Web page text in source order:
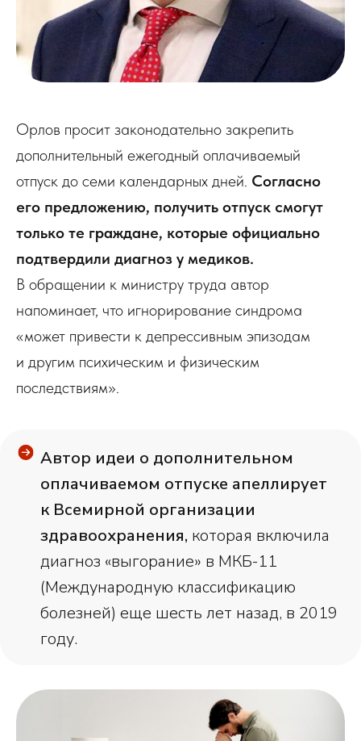
Орлов просит законодательно закрепить
дополнительный ежегодный оплачиваемый
отпуск до семи календарных дней. Согласно
его предложению, получить отпуск смогут
только те граждане, которые официально
подтвердили диагноз у медиков.
В обращении к министру труда автор
напоминает, что игнорирование синдрома
«может привести к депрессивным эпизодам
и другим психическим и физическим
последствиям».
Автор идеи о дополнительном
оплачиваемом отпуске апеллирует
к Всемирной организации
здравоохранения, которая включила
диагноз «выгорание» в МКБ-11
(Международную классификацию
болезней) еще шесть лет назад, в 2019
году.